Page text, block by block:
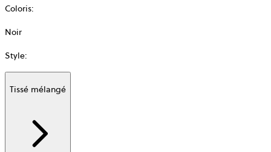
Coloris:
Noir
Style:
Tissé mélangé